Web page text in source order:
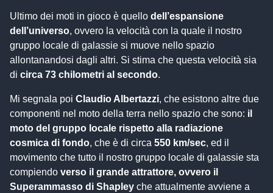
Ultimo dei moti in gioco è quello dell’espansione
dell’universo, ovvero la velocità con la quale il nostro
gruppo locale di galassie si muove nello spazio
allontanandosi dagli altri. Si stima che questa velocità sia
di circa 73 chilometri al secondo.
Mi segnala poi Claudio Albertazzi, che esistono altre due
componenti nel moto della terra nello spazio che sono: il
moto del gruppo locale rispetto alla radiazione
cosmica di fondo, che è di circa 550 km/sec, ed il
movimento che tutto il nostro gruppo locale di galassie sta
compiendo verso il grande attrattore, ovvero il
Superammasso di Shapley che attualmente avviene a